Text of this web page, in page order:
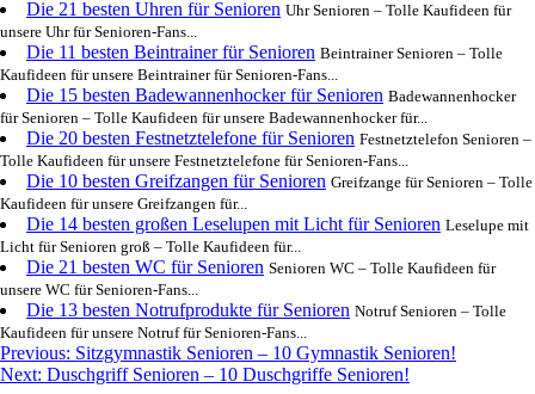
Die 21 besten Uhren für Senioren Uhr Senioren – Tolle Kaufideen für
unsere Uhr für Senioren-Fans...
Die 11 besten Beintrainer für Senioren Beintrainer Senioren – Tolle
Kaufideen für unsere Beintrainer für Senioren-Fans...
Die 15 besten Badewannenhocker für Senioren Badewannenhocker
für Senioren – Tolle Kaufideen für unsere Badewannenhocker für...
Die 20 besten Festnetztelefone für Senioren Festnetztelefon Senioren –
Tolle Kaufideen für unsere Festnetztelefone für Senioren-Fans...
Die 10 besten Greifzangen für Senioren Greifzange für Senioren – Tolle
Kaufideen für unsere Greifzangen für...
Die 14 besten großen Leselupen mit Licht für Senioren Leselupe mit
Licht für Senioren groß – Tolle Kaufideen für...
Die 21 besten WC für Senioren Senioren WC – Tolle Kaufideen für
unsere WC für Senioren-Fans...
Die 13 besten Notrufprodukte für Senioren Notruf Senioren – Tolle
Kaufideen für unsere Notruf für Senioren-Fans...
Post
Previous: Sitzgymnastik Senioren – 10 Gymnastik Senioren!
Next: Duschgriff Senioren – 10 Duschgriffe Senioren!